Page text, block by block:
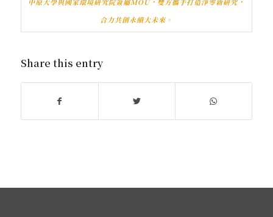
合力共創永續大未來。
Share this entry